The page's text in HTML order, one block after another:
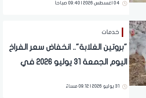
04 اغسطس 2026 | 09:40 صباحاً
خدمات
"بروتين الغلابة".. انخفاض سعر الفراخ
اليوم الجمعة 31 يوليو 2026 في
31 يوليو 2026 | 09:12 مساءً